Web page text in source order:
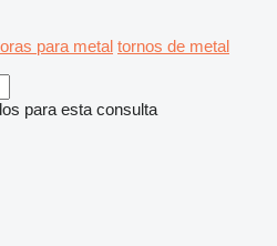
para metal tornos de metal
para esta consulta